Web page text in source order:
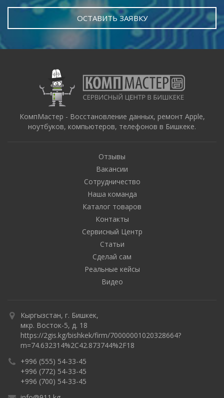
ОСТАВИТЬ ЗАЯВКУ
КомпМастер - Восстановление данных, ремонт Apple,
ноутбуков, компьютеров, телефонов в Бишкеке.
Отзывы
Вакансии
Сотрудничество
Наша команда
Каталог товаров
Контакты
Сервисный Центр
Статьи
Сделай сам
Реальные кейсы
Видео
Кыргызстан, г. Бишкек,
мкр. Восток-5, д. 18
https://2gis.kg/bishkek/firm/70000001020328664?
m=74.632314%2C42.873744%2F18
+996 (555) 54-33-45
+996 (772) 54-33-45
+996 (700) 54-33-45